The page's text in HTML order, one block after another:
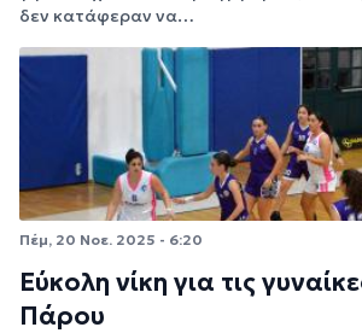
δεν κατάφεραν να…
Πέμ, 20 Νοε. 2025 - 6:20
Εύκολη νίκη για τις
Πάρου